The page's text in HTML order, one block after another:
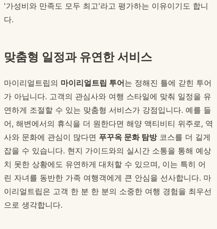
'가성비와 만족도 모두 최고'라고 평가하는 이유이기도 합니
다.
맞춤형 일정과 유연한 서비스
마이리얼트립의 마이리얼트립 투어는 정해진 틀에 갇힌 투어
가 아닙니다. 고객의 관심사와 여행 스타일에 맞춰 일정을 유
연하게 조절할 수 있는 맞춤형 서비스가 강점입니다. 예를 들
어, 해변에서의 휴식을 더 원한다면 해양 액티비티 위주로, 역
사와 문화에 관심이 많다면 푸꾸옥 문화 탐방코스를 더 길게
잡을 수 있습니다. 현지 가이드와의 실시간 소통을 통해 예상
치 못한 상황에도 유연하게 대처할 수 있으며, 이는 특히 어
린 자녀를 동반한 가족 여행객에게 큰 안심을 선사합니다. 마
이리얼트립은 고객 한 분 한 분의 소중한 여행 경험을 최우선
으로 생각합니다.